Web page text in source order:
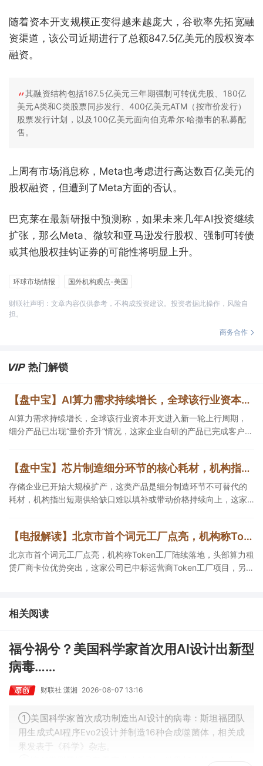
随着资本开支规模正变得越来越庞大，谷歌率先拓宽融
资渠道，该公司近期进行了总额847.5亿美元的股权资本
融资。
其融资结构包括167.5亿美元三年期强制可转优先股、180亿
美元A类和C类股票同步发行、400亿美元ATM（按市价发行）
股票发行计划，以及100亿美元面向伯克希尔·哈撒韦的私募配
售。
上周有市场消息称，Meta也考虑进行高达数百亿美元的
股权融资，但遭到了Meta方面的否认。
巴克莱在最新研报中预测称，如果未来几年AI投资继续
扩张，那么Meta、微软和亚马逊发行股权、强制可转债
或其他股权挂钩证券的可能性将明显上升。
环球市场情报 国外机构观点-美国
财联社声明：文章内容仅供参考，不构成投资建议。投资者据此操作，风险自
担。
商务合作
热门解锁
【盘中宝】AI算力需求持续增长，全球该行业资本开支进入新一轮上行周期，细分产品已出现“量价齐升”情况，这家企业在手订单超百亿元
AI算力需求持续增长，全球该行业资本开支进入新一轮上行周期，
细分产品已出现“量价齐升”情况，这家企业自研的产品已完成客户端
【盘中宝】芯片制造细分环节的核心耗材，机构指出短期供给缺口难以填补，或带动这类产品价格持续向上，这家公司拥有相关产能
存储企业已开始大规模扩产，这类产品是细分制造环节不可替代的
耗材，机构指出短期供给缺口难以填补或带动价格持续向上，这家
【电报解读】北京市首个词元工厂点亮，机构称Token工厂陆续落地，头部算力租赁厂商卡位优势突出，这家公司已中标运营商Token工厂项目
北京市首个词元工厂点亮，机构称Token工厂陆续落地，头部算力租
赁厂商卡位优势突出，这家公司已中标运营商Token工厂项目，另一
相关阅读
福兮祸兮？美国科学家首次用AI设计出新型
病毒……
财联社 潇湘 2026-08-07 13:16
①美国科学家首次成功制造出AI设计的病毒：斯坦福团队
用生成式AI程序Evo2设计并制造16种合成噬菌体，相关成
果发表于《科学》杂志。